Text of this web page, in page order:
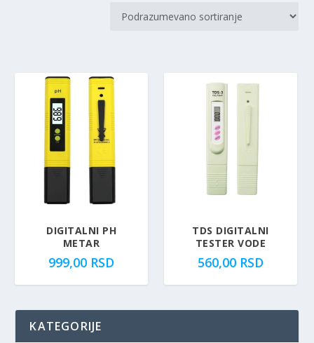
DIGITALNI PH
METAR
999,00 RSD
TDS DIGITALNI
TESTER VODE
560,00 RSD
KATEGORIJE